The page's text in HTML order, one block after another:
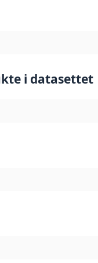
i datasettet